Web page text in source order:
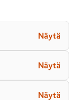
Näytä
Näytä
Näytä